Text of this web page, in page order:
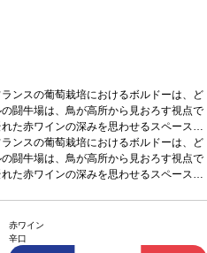
ンスの葡萄栽培におけるボルドーは、ど
闘牛場は、鳥が高所から見おろす視点で
た赤ワインの深みを思わせるスペースの
死をかけた闘いの場であり、また、ボル
います。
されているテロワールの1つからの葡萄
・クリュは、際立って芳醇なワインであ
ゾチックなフルーツの魅力的なアロマを
る長い後味が残るエレガントなワイン。
ました。2003年に、彼のヴェネツィア
な場面で彼の仕事を確立しました。6年
ンスの葡萄栽培におけるボルドーは、ど
闘牛場は、鳥が高所から見おろす視点で
た赤ワインの深みを思わせるスペースの
ゾチックなフルーツの魅力的なアロマを
ラシックな右岸のブレンドは、酸味とタ
赤ワイン
辛口